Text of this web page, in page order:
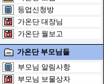
등업신청방
가온단 대장님
가온단 월보고
가온단 부모님들
부모님 알림사항
부모님 보물상자